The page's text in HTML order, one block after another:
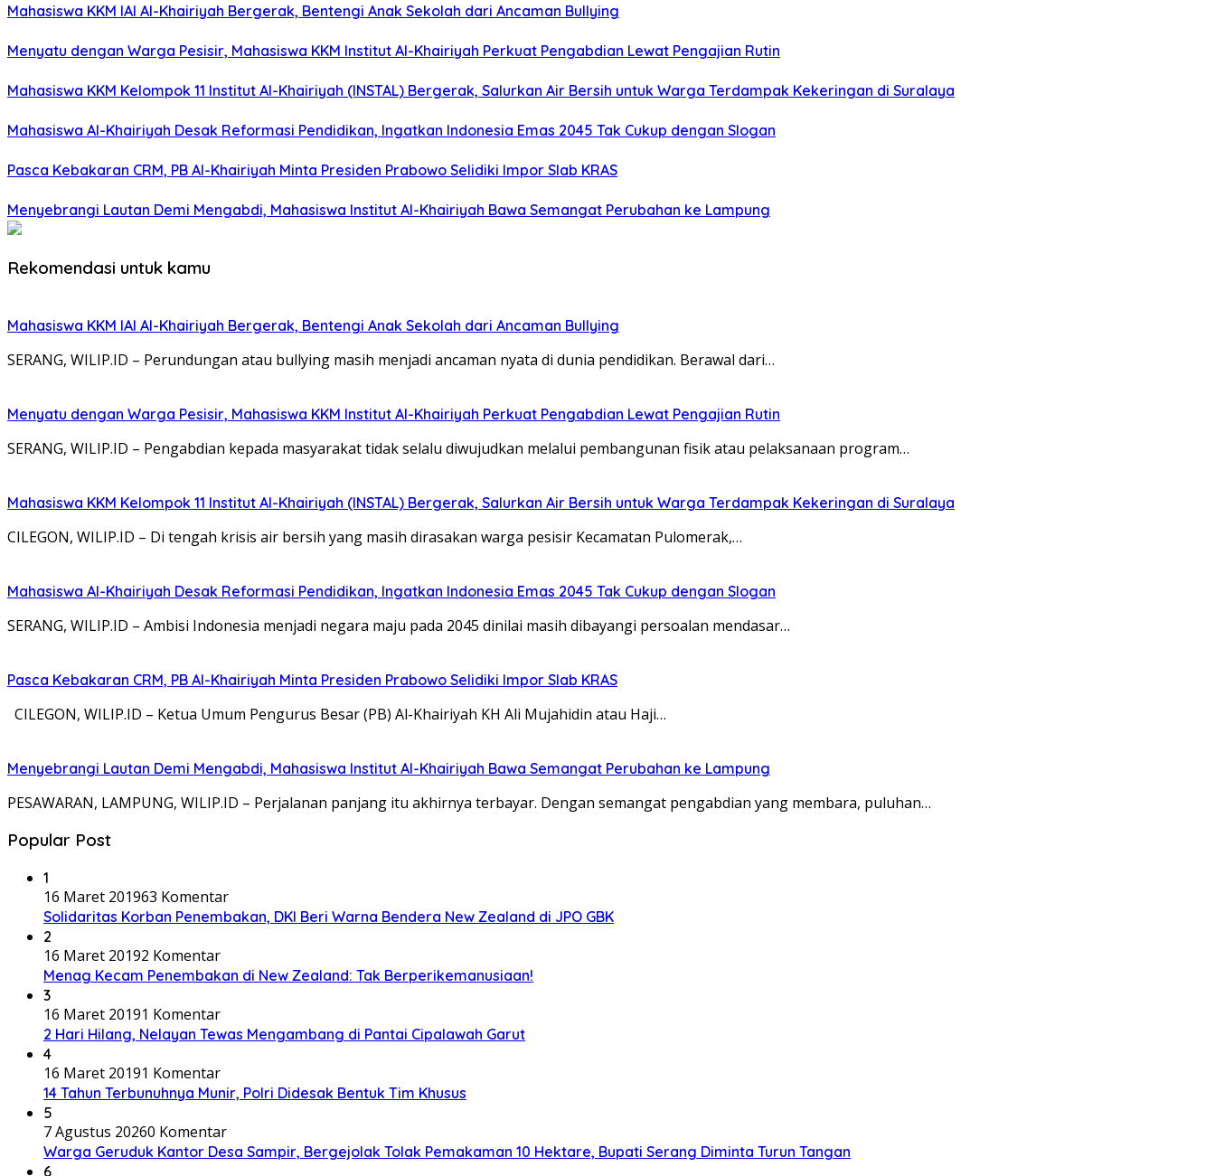
Mahasiswa KKM IAI Al-Khairiyah Bergerak, Bentengi Anak Sekolah dari Ancaman Bullying
Menyatu dengan Warga Pesisir, Mahasiswa KKM Institut Al-Khairiyah Perkuat Pengabdian Lewat Pengajian Rutin
Mahasiswa KKM Kelompok 11 Institut Al-Khairiyah (INSTAL) Bergerak, Salurkan Air Bersih untuk Warga Terdampak Kekeringan di Suralaya
Mahasiswa Al-Khairiyah Desak Reformasi Pendidikan, Ingatkan Indonesia Emas 2045 Tak Cukup dengan Slogan
Pasca Kebakaran CRM, PB Al-Khairiyah Minta Presiden Prabowo Selidiki Impor Slab KRAS
Menyebrangi Lautan Demi Mengabdi, Mahasiswa Institut Al-Khairiyah Bawa Semangat Perubahan ke Lampung
Rekomendasi untuk kamu
Mahasiswa KKM IAI Al-Khairiyah Bergerak, Bentengi Anak Sekolah dari Ancaman Bullying
SERANG, WILIP.ID – Perundungan atau bullying masih menjadi ancaman nyata di dunia pendidikan. Berawal dari…
Menyatu dengan Warga Pesisir, Mahasiswa KKM Institut Al-Khairiyah Perkuat Pengabdian Lewat Pengajian Rutin
SERANG, WILIP.ID – Pengabdian kepada masyarakat tidak selalu diwujudkan melalui pembangunan fisik atau pelaksanaan program…
Mahasiswa KKM Kelompok 11 Institut Al-Khairiyah (INSTAL) Bergerak, Salurkan Air Bersih untuk Warga Terdampak Kekeringan di Suralaya
CILEGON, WILIP.ID – Di tengah krisis air bersih yang masih dirasakan warga pesisir Kecamatan Pulomerak,…
Mahasiswa Al-Khairiyah Desak Reformasi Pendidikan, Ingatkan Indonesia Emas 2045 Tak Cukup dengan Slogan
SERANG, WILIP.ID – Ambisi Indonesia menjadi negara maju pada 2045 dinilai masih dibayangi persoalan mendasar…
Pasca Kebakaran CRM, PB Al-Khairiyah Minta Presiden Prabowo Selidiki Impor Slab KRAS
CILEGON, WILIP.ID – Ketua Umum Pengurus Besar (PB) Al-Khairiyah KH Ali Mujahidin atau Haji…
Menyebrangi Lautan Demi Mengabdi, Mahasiswa Institut Al-Khairiyah Bawa Semangat Perubahan ke Lampung
PESAWARAN, LAMPUNG, WILIP.ID – Perjalanan panjang itu akhirnya terbayar. Dengan semangat pengabdian yang membara, puluhan…
Popular Post
1
16 Maret 201963 Komentar
Solidaritas Korban Penembakan, DKI Beri Warna Bendera New Zealand di JPO GBK
2
16 Maret 20192 Komentar
Menag Kecam Penembakan di New Zealand: Tak Berperikemanusiaan!
3
16 Maret 20191 Komentar
2 Hari Hilang, Nelayan Tewas Mengambang di Pantai Cipalawah Garut
4
16 Maret 20191 Komentar
14 Tahun Terbunuhnya Munir, Polri Didesak Bentuk Tim Khusus
5
7 Agustus 20260 Komentar
Warga Geruduk Kantor Desa Sampir, Bergejolak Tolak Pemakaman 10 Hektare, Bupati Serang Diminta Turun Tangan
6